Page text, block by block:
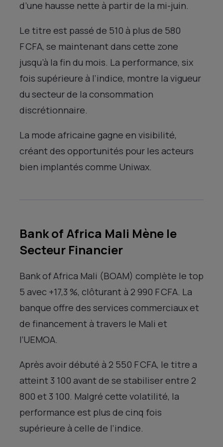
d’une hausse nette à partir de la mi-juin.
Le titre est passé de 510 à plus de 580
F CFA, se maintenant dans cette zone
jusqu’à la fin du mois. La performance, six
fois supérieure à l’indice, montre la vigueur
du secteur de la consommation
discrétionnaire.
La mode africaine gagne en visibilité,
créant des opportunités pour les acteurs
bien implantés comme Uniwax.
Bank of Africa Mali Mène le
Secteur Financier
Bank of Africa Mali (BOAM) complète le top
5 avec +17,3 %, clôturant à 2 990 F CFA. La
banque offre des services commerciaux et
de financement à travers le Mali et
l’UEMOA.
Après avoir débuté à 2 550 F CFA, le titre a
atteint 3 100 avant de se stabiliser entre 2
800 et 3 100. Malgré cette volatilité, la
performance est plus de cinq fois
supérieure à celle de l’indice.